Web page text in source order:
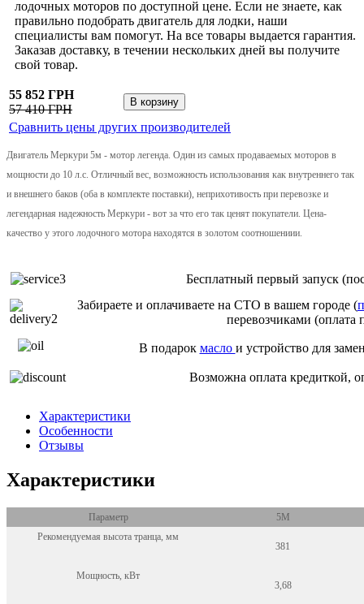
лодочных моторов по доступной цене. Если не знаете, как
правильно подобрать двигатель для лодки, наши
специалисты вам помогут. На все товары выдается гарантия.
Заказав доставку, в течении нескольких дней вы получите
свой товар.
55 852 ГРН
57 410 ГРН
Сравнить цены других производителей
Двигатель Меркури 5м - мотор легенда. Один из самых продаваемых моторов в
мощности до 10 л.с. Отличный вес, возможность использования как внутреннего так
и внешнего баков (оба в комплекте поставки), неприхотивость при перевозке и
легендарная надежность Меркури - вот за что его так ценят покупатели. Цена-
качество у этого лодочного мотора находятся в золотом соотношениии.
Бесплатный первый запуск
Забираете и оплачиваете на СТО в вашем городе (
перевозчиками (оплата
В подарок масло и устройство для
Возможна оплата кредиткой,
Характеристики
Особенности
Отзывы
Характеристики
Параметр
5M
Рекомендуемая высота транца, мм
381
Мощность, кВт
3,68